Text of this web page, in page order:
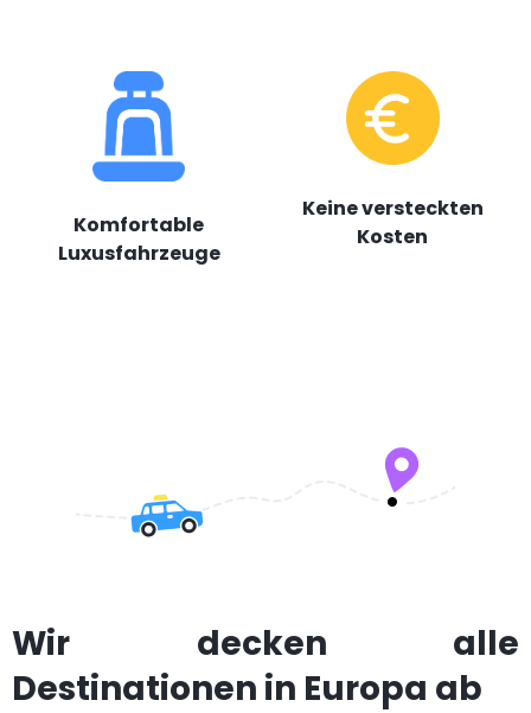
Komfortable
Luxusfahrzeuge
Keine versteckten
Kosten
Wir decken alle
Destinationen in Europa ab